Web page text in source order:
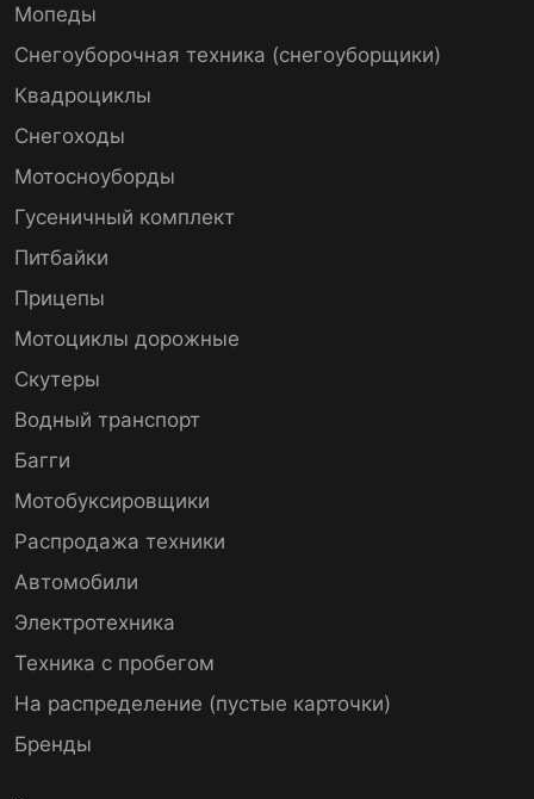
Мопеды
Снегоуборочная техника (снегоуборщики)
Квадроциклы
Снегоходы
Мотосноуборды
Гусеничный комплект
Питбайки
Прицепы
Мотоциклы дорожные
Скутеры
Водный транспорт
Багги
Мотобуксировщики
Распродажа техники
Автомобили
Электротехника
Техника с пробегом
На распределение (пустые карточки)
Бренды